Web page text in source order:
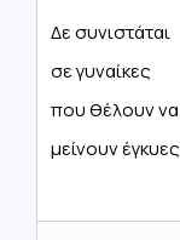
Δε συνιστάται
σε γυναίκες
που θέλουν να
μείνουν έγκυες